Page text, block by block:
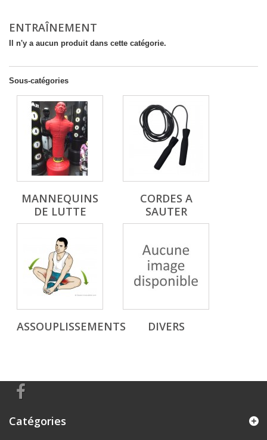
ENTRAÎNEMENT
Il n'y a aucun produit dans cette catégorie.
Sous-catégories
MANNEQUINS
DE LUTTE
CORDES A
SAUTER
ASSOUPLISSEMENTS DIVERS
Catégories